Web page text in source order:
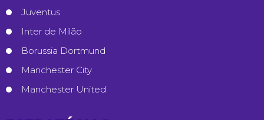
Juventus
Inter de Milão
Borussia Dortmund
Manchester City
Manchester United